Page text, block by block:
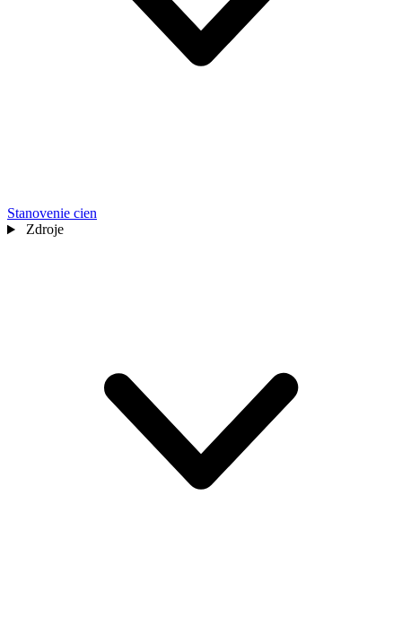
Stanovenie cien
Zdroje